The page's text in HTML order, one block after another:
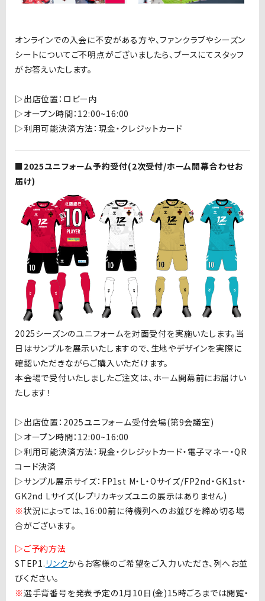
オンラインでの入会に不安がある方や、ファンクラブやシーズン
シートについてご不明点がございましたら、ブースにてスタッフ
がお答えいたします。
▷出店位置：ロビー内
▷オープン時間： 12:00~16:00
▷利用可能決済方法：現金・クレジットカード
■2025ユニフォーム予約受付(2次受付/ホーム開幕合わせお
届け)
2025シーズンのユニフォームを対面受付を実施いたします。当
日はサンプルを展示いたしますので、生地やデザインを実際に
確認いただきながらご購入いただけます。
本会場で受付いたしましたご注文は、ホーム開幕前にお届けい
たします！
▷出店位置： 2025ユニフォーム受付会場(第9会議室)
▷オープン時間： 12:00~16:00
▷利用可能決済方法：現金・クレジットカード・電子マネー・QR
コード決済
▷サンプル展示サイズ：FP1st M・L・Oサイズ/FP2nd・GK1st・
GK2nd Lサイズ(レプリカキッズユニの展示はありません)
※状況によっては、 16:00前に待機列へのお並びを締め切る場
合がございます。
▷ご予約方法
STEP1. リンクからお客様のご希望をご入力いただき、列へお並
びください。
※選手背番号を発表予定の1月10日(金)15時ごろまでは閲覧・